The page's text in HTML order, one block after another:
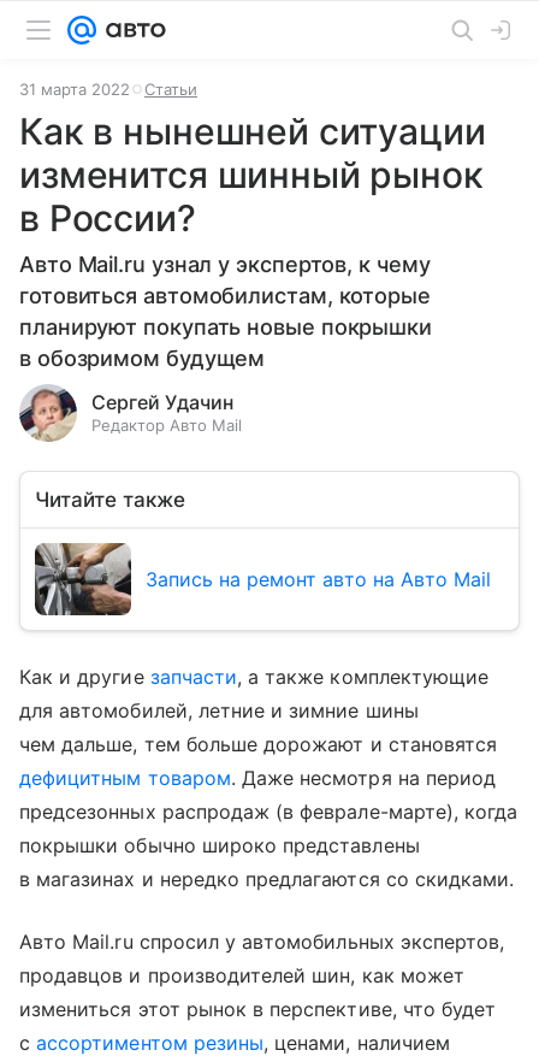
31 марта 2022 Статьи
Как в нынешней ситуации
изменится шинный рынок
в России?
Авто Mail.ru узнал у экспертов, к чему
готовиться автомобилистам, которые
планируют покупать новые покрышки
в обозримом будущем
Сергей Удачин
Редактор Авто Mail
Читайте также
Запись на ремонт авто на Авто Mail
Как и другие запчасти, а также комплектующие
для автомобилей, летние и зимние шины
чем дальше, тем больше дорожают и становятся
дефицитным товаром. Даже несмотря на период
предсезонных распродаж (в феврале-марте), когда
покрышки обычно широко представлены
в магазинах и нередко предлагаются со скидками.
Авто Mail.ru спросил у автомобильных экспертов,
продавцов и производителей шин, как может
измениться этот рынок в перспективе, что будет
сассортиментом резины, ценами, наличием